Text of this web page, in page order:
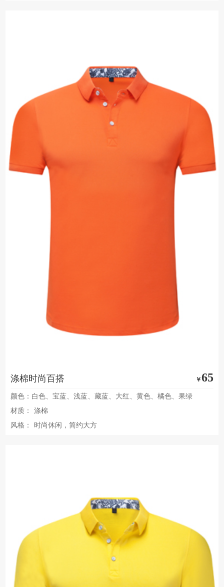
涤棉时尚百搭 ￥65
颜色：白色、宝蓝、浅蓝、藏蓝、大红、黄色、橘色、果绿
材质：
涤棉
风格：
时尚休闲，简约大方